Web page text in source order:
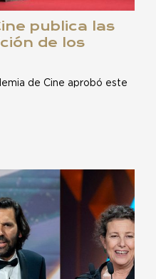
publica las
de los
de Cine aprobó este